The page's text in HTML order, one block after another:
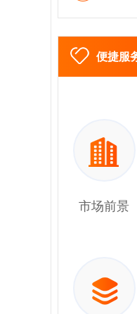
便捷服
市场前景